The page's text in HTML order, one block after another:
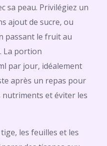
sa peau. Privilégiez un
ajout de sucre, ou
passant le fruit au
La portion
par jour, idéalement
après un repas pour
et éviter les
tige, les feuilles et les